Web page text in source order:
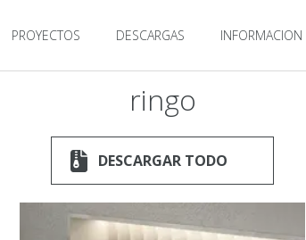
PROYECTOS DESCARGAS INFORMACION
ringo
DESCARGAR TODO